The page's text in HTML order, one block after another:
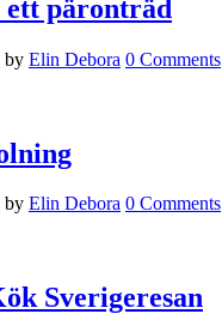
ett päronträd
by Elin Debora 0 Comments
by Elin Debora 0 Comments
Sverigeresan